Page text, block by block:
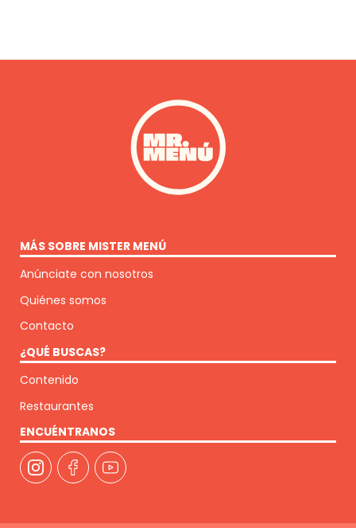
MÁS SOBRE MISTER MENÚ
Anúnciate con nosotros
Quiénes somos
Contacto
¿QUÉ BUSCAS?
Contenido
Restaurantes
ENCUÉNTRANOS